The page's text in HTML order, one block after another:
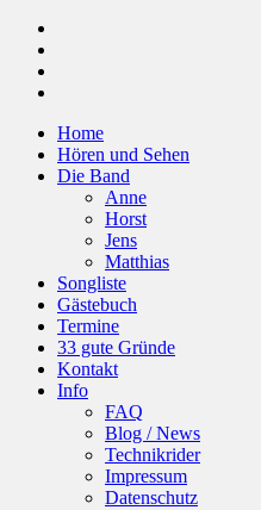
Close
Menu
Home
Hören und Sehen
Die Band
Anne
Horst
Jens
Matthias
Songliste
Gästebuch
Termine
33 gute Gründe
Kontakt
Info
FAQ
Blog / News
Technikrider
Impressum
Datenschutz